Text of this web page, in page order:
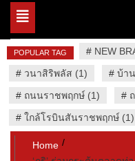
Toggle
POPULAR TAG # NEW
# วนาสิริพลัส (1) # บ้า
# ถนนราชพฤกษ์ (1) #
# ใกล้โรบินสันราชพฤกษ์ (1)
Home